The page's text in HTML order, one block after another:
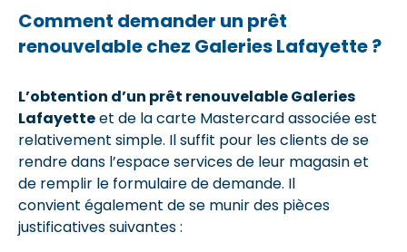
Comment demander un prêt
renouvelable chez Galeries Lafayette ?
L’obtention d’un prêt renouvelable Galeries
Lafayetteet de la carte Mastercard associée est
relativement simple. Il suffit pour les clients de se
rendre dans l’espace services de leur magasin et
de remplir le formulaire de demande. Il
convient également de se munir des pièces
justificatives suivantes :